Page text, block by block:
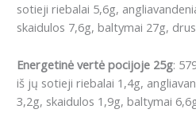
sotieji riebalai 5,6g,
skaidulos 7,6g, baltymai 27g,
Energetinė vertė pocijoje 25g:
iš jų sotieji riebalai 1,4g,
3,2g, skaidulos 1,9g, baltymai